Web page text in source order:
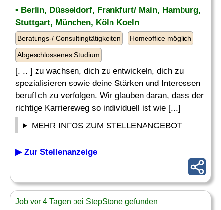
• Berlin, Düsseldorf, Frankfurt/ Main, Hamburg,
Stuttgart, München, Köln Koeln
Beratungs-/ Consultingtätigkeiten Homeoffice möglich
Abgeschlossenes Studium
[. .. ] zu wachsen, dich zu entwickeln, dich zu
spezialisieren sowie deine Stärken und Interessen
beruflich zu verfolgen. Wir glauben daran, dass der
richtige Karriereweg so individuell ist wie [...]
MEHR INFOS ZUM STELLENANGEBOT
▶ Zur Stellenanzeige
Job vor 4 Tagen bei StepStone gefunden